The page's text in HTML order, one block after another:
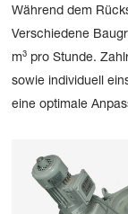
Während dem
Verschiedene
m³ pro Stunde.
sowie individuell
eine optimale